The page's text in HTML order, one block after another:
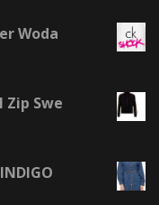
Woda
Zip Swe